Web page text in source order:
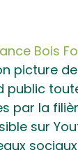
Bois
picture
public
par la
sur